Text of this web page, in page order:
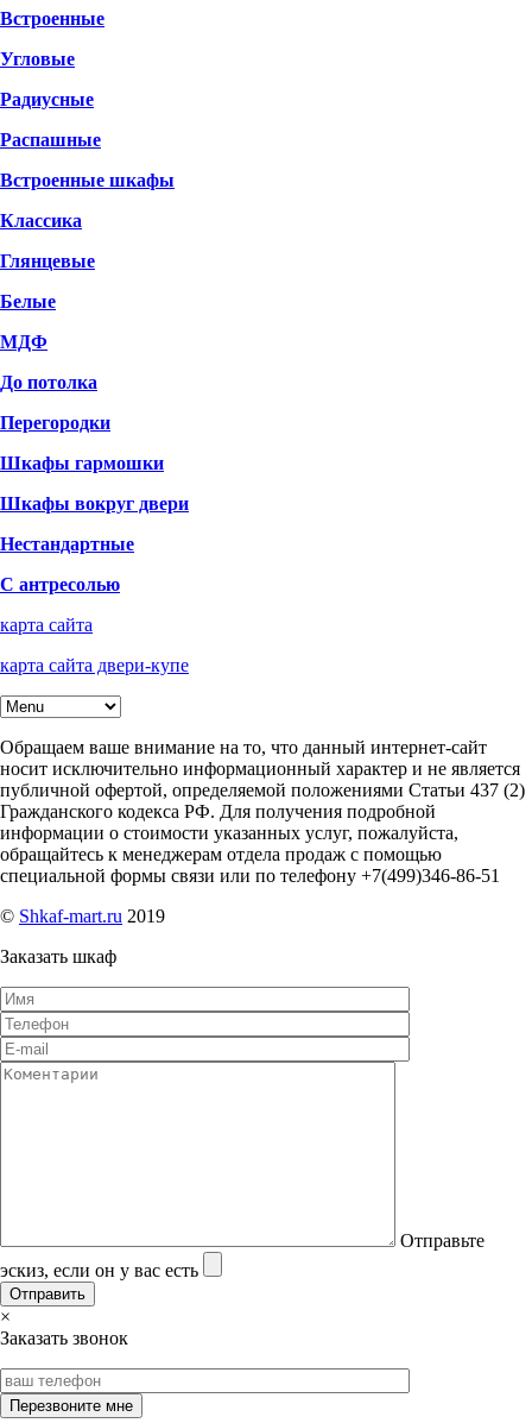
Встроенные
Угловые
Радиусные
Распашные
Встроенные шкафы
Классика
Глянцевые
Белые
МДФ
До потолка
Перегородки
Шкафы гармошки
Шкафы вокруг двери
Нестандартные
С антресолью
карта сайта
карта сайта двери-купе
Обращаем ваше внимание на то, что данный интернет-сайт
носит исключительно информационный характер и не является
публичной офертой, определяемой положениями Статьи 437 (2)
Гражданского кодекса РФ. Для получения подробной
информации о стоимости указанных услуг, пожалуйста,
обращайтесь к менеджерам отдела продаж с помощью
специальной формы связи или по телефону +7(499)346-86-51
© Shkaf-mart.ru 2019
Заказать шкаф
Отправьте
эскиз, если он у вас есть
×
Заказать звонок